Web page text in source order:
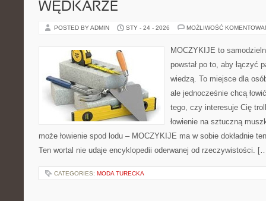
WĘDKARZE
POSTED BY ADMIN STY - 24 - 2026 MOŻLIWOŚĆ
MOCZYKIJE to
powstał po to, aby łączyć
wiedzą. To miejsce dla
ale jednocześnie chcą
tego, czy interesuje Cię
łowienie na sztuczną
może łowienie spod lodu – MOCZYKIJE ma w sobie dokładnie
Ten wortal nie udaje encyklopedii oderwanej od rzeczywistości.
CATEGORIES: MODA TURECKA